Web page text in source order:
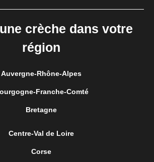
crèche dans votre
région
Auvergne-Rhône-Alpes
Franche-Comté
Bretagne
Centre-Val de Loire
Corse